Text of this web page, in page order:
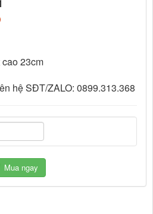
23cm
hệ SĐT/ZALO: 0899.313.368
Mua ngay